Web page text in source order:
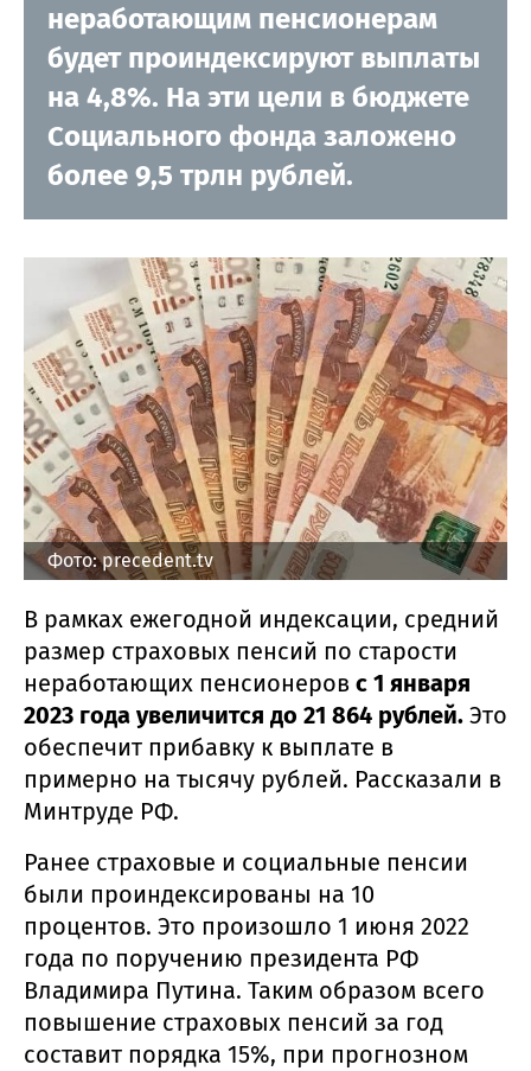
неработающим пенсионерам
будет проиндексируют выплаты
на 4,8%. На эти цели в бюджете
Социального фонда заложено
более 9,5 трлн рублей.
Фото: precedent.tv
В рамках ежегодной индексации, средний
размер страховых пенсий по старости
неработающих пенсионеров с 1 января
2023 года увеличится до 21 864 рублей. Это
обеспечит прибавку к выплате в
примерно на тысячу рублей. Рассказали в
Минтруде РФ.
Ранее страховые и социальные пенсии
были проиндексированы на 10
процентов. Это произошло 1 июня 2022
года по поручению президента РФ
Владимира Путина. Таким образом всего
повышение страховых пенсий за год
составит порядка 15%, при прогнозном